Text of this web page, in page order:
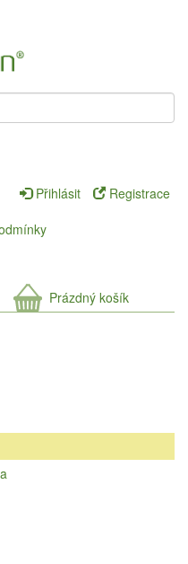
Přihlásit
Registrace
Prázdný košík